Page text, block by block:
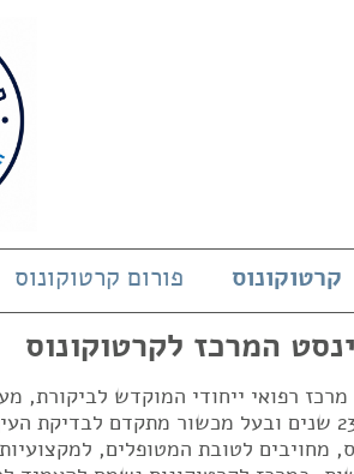
קרטוקונוס פורום קרטוקונוס
המרכז לקרטוקונוס
רפואי ייחודי המוקדש לביקורת,
מחויבים לטובת המטופלים,